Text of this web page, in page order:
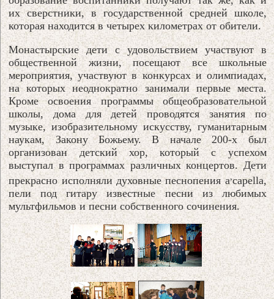
их сверстники, в государственной средней школе,
которая находится в четырех километрах от обители.
Монастырские дети с удовольствием участвуют в
общественной жизни, посещают все школьные
мероприятия, участвуют в конкурсах и олимпиадах,
на которых неоднократно занимали первые места.
Кроме освоения программы общеобразовательной
школы, дома для детей проводятся занятия по
музыке, изобразительному искусству, гуманитарным
наукам, Закону Божьему. В начале 200-х был
организован детский хор, который с успехом
выступал в программах различных концертов. Дети
прекрасно исполняли духовные песнопения a,capella,
пели под гитару известные песни из любимых
мультфильмов и песни собственного сочинения.